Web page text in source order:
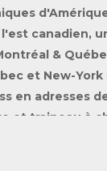
canadien,
&
et New-York
en adresses
et traineau à